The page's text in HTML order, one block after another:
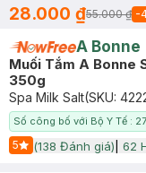
28.000 ₫55.000 ₫ -
A Bonne
Muối Tắm A Bonne
350g
Spa Milk Salt(SKU:
Số công bố với Bộ Y Tế :
5
Start Icon
(138 Đánh giá) 62